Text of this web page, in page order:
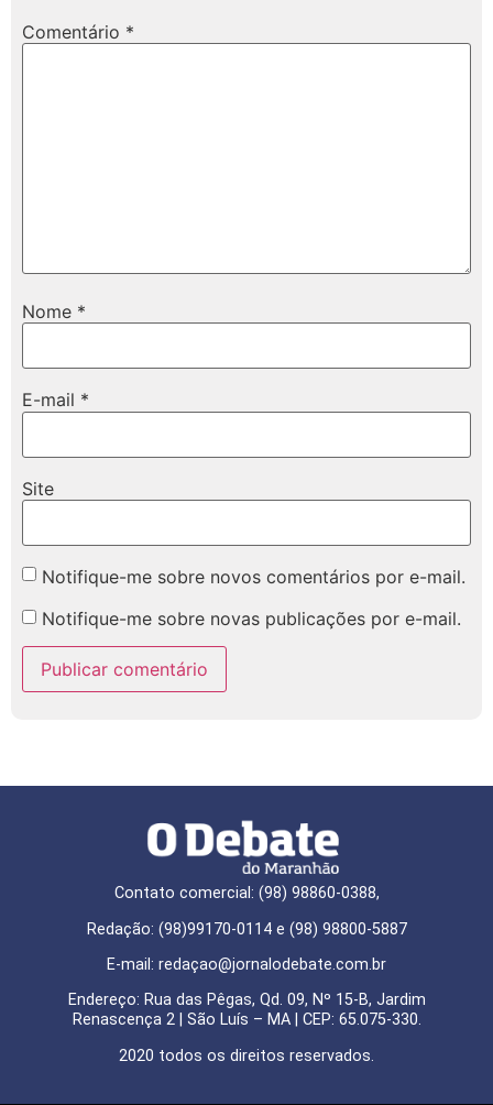
Comentário *
Nome *
E-mail *
Site
Notifique-me sobre novos comentários por e-mail.
Notifique-me sobre novas publicações por e-mail.
Contato comercial: (98) 98860-0388,
Redação: (98)99170-0114 e (98) 98800-5887
E-mail: redaçao@jornalodebate.com.br
Endereço: Rua das Pêgas, Qd. 09, Nº 15-B, Jardim
Renascença 2 | São Luís – MA | CEP: 65.075-330.
2020 todos os direitos reservados.